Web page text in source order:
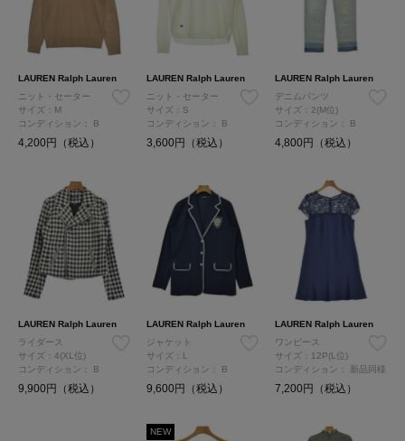
LAUREN Ralph Lauren
ニット・セーター
サイズ：M
コンディション： B
4,200円（税込）
LAUREN Ralph Lauren
ニット・セーター
サイズ：S
コンディション：
B
3,600円（税込）
LAUREN Ralph Lauren
デニムパンツ
サイズ：2(M位)
コンディション：
B
4,800円（税込）
LAUREN Ralph Lauren
ライダース
サイズ：4(XL位)
コンディション： B
9,900円（税込）
LAUREN Ralph Lauren
ジャケット
サイズ：L
コンディション：
B
9,600円（税込）
LAUREN Ralph Lauren
ワンピース
サイズ：12P(L位)
コンディション：
新品同様
7,200円（税込）
NEW